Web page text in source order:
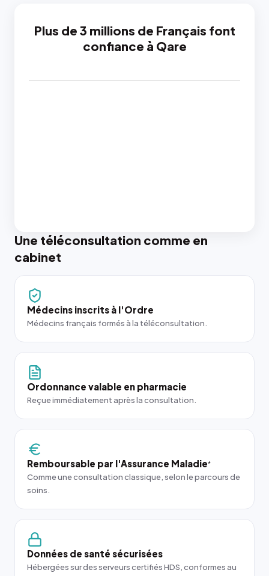
Plus de 3 millions de Français font
confiance à Qare
Une téléconsultation comme en
cabinet
Médecins inscrits à l'Ordre
Médecins français formés à la téléconsultation.
Ordonnance valable en pharmacie
Reçue immédiatement après la consultation.
Remboursable par l'Assurance Maladie*
Comme une consultation classique, selon le parcours de
soins.
Données de santé sécurisées
Hébergées sur des serveurs certifiés HDS, conformes au